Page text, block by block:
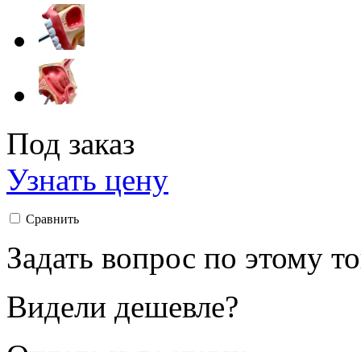
Под заказ
Узнать цену
Сравнить
Задать вопрос по этому
Видели дешевле?